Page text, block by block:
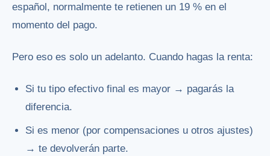
español, normalmente te retienen un 19 % en el
momento del pago.
Pero eso es solo un adelanto. Cuando hagas la renta:
Si tu tipo efectivo final es mayor → pagarás la
diferencia.
Si es menor (por compensaciones u otros ajustes)
→ te devolverán parte.